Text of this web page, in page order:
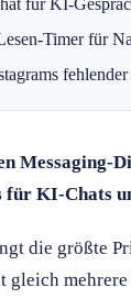
Timer für
fehlender
Messaging-
für KI-Chats
die größte
gleich